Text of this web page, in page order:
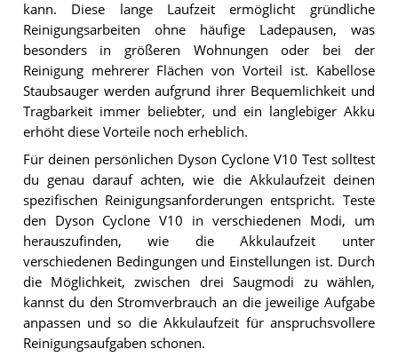
kann. Diese lange Laufzeit ermöglicht gründliche
Reinigungsarbeiten ohne häufige Ladepausen, was
besonders in größeren Wohnungen oder bei der
Reinigung mehrerer Flächen von Vorteil ist. Kabellose
Staubsauger werden aufgrund ihrer Bequemlichkeit und
Tragbarkeit immer beliebter, und ein langlebiger Akku
erhöht diese Vorteile noch erheblich.
Für deinen persönlichen Dyson Cyclone V10 Test solltest
du genau darauf achten, wie die Akkulaufzeit deinen
spezifischen Reinigungsanforderungen entspricht. Teste
den Dyson Cyclone V10 in verschiedenen Modi, um
herauszufinden, wie die Akkulaufzeit unter
verschiedenen Bedingungen und Einstellungen ist. Durch
die Möglichkeit, zwischen drei Saugmodi zu wählen,
kannst du den Stromverbrauch an die jeweilige Aufgabe
anpassen und so die Akkulaufzeit für anspruchsvollere
Reinigungsaufgaben schonen.